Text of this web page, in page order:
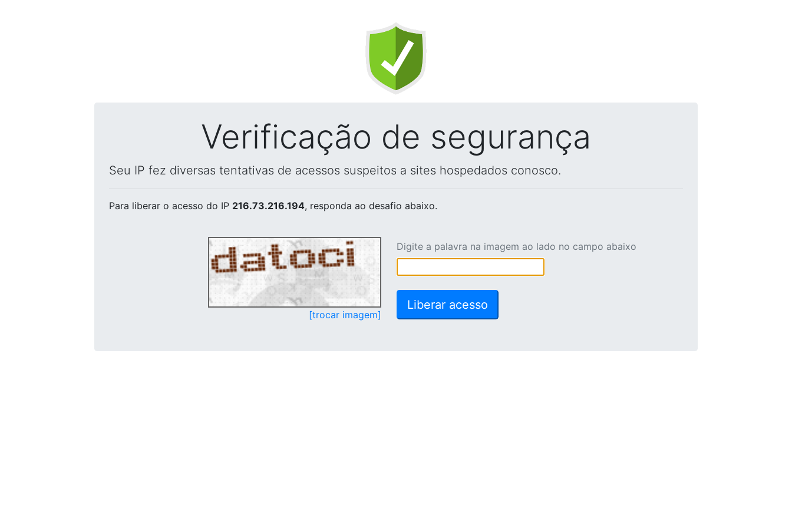
Verificação de segurança
Seu IP fez diversas tentativas de acessos suspeitos a sites hospedados conosco.
Para liberar o acesso do IP 216.73.216.194, responda ao desafio abaixo.
[trocar imagem]
Digite a palavra na imagem ao lado no campo abaixo